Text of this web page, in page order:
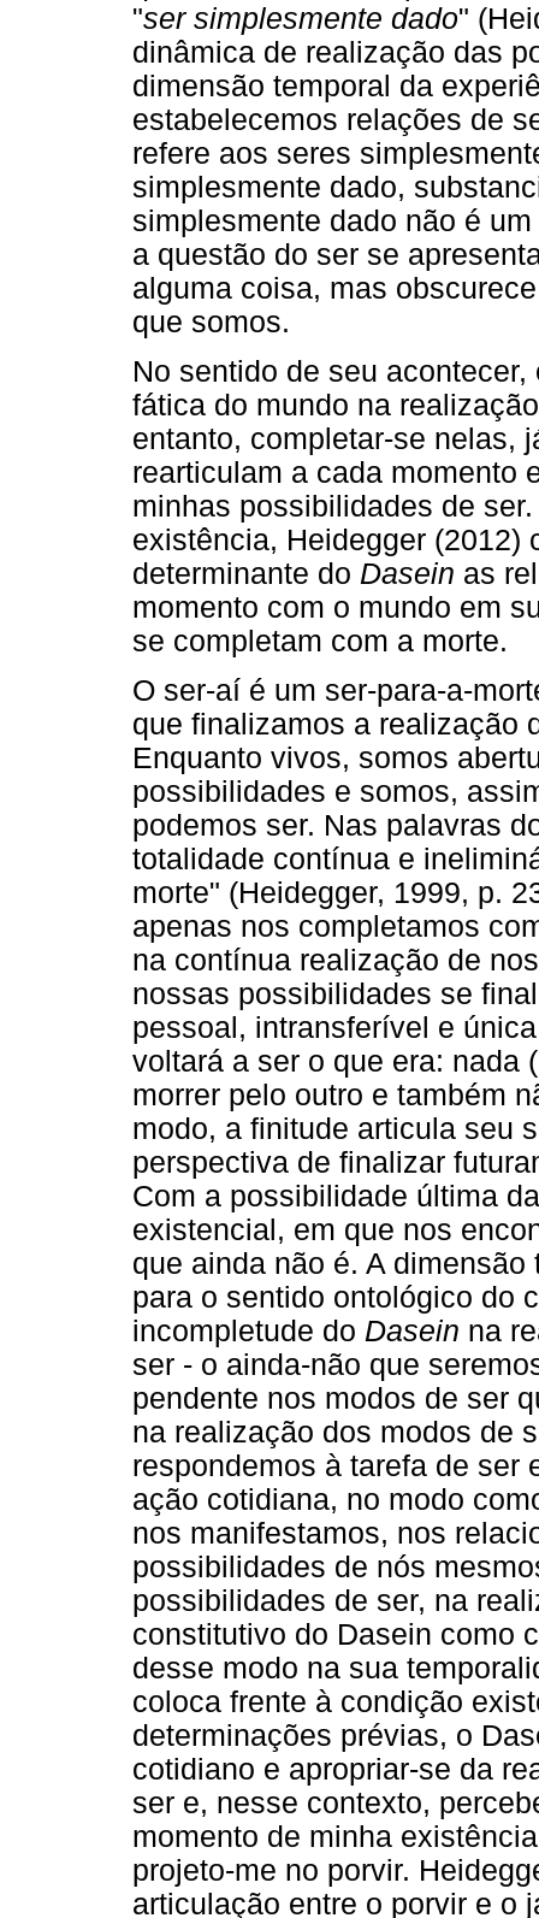
"ser simplesmente dado"
dinâmica de realização das
dimensão temporal da
estabelecemos relações de
refere aos seres
simplesmente dado,
simplesmente dado não é
a questão do ser se
alguma coisa, mas
que somos.
No sentido de seu
fática do mundo na
entanto, completar-se nelas,
rearticulam a cada momento
minhas possibilidades de
existência, Heidegger (2012)
determinante do Dasein as
momento com o mundo em
se completam com a morte.
O ser-aí é um ser-para-a-
que finalizamos a realização
Enquanto vivos, somos
possibilidades e somos,
podemos ser. Nas palavras
totalidade contínua e
morte" (Heidegger, 1999, p.
apenas nos completamos
na contínua realização de
nossas possibilidades se
pessoal, intransferível e
voltará a ser o que era: nada
morrer pelo outro e também
modo, a finitude articula seu
perspectiva de finalizar
Com a possibilidade última
existencial, em que nos
que ainda não é. A
para o sentido ontológico do
incompletude do Dasein na
ser - o ainda-não que
pendente nos modos de ser
na realização dos modos de
respondemos à tarefa de ser
ação cotidiana, no modo
nos manifestamos, nos
possibilidades de nós
possibilidades de ser, na
constitutivo do Dasein como
desse modo na sua
coloca frente à condição
determinações prévias, o
cotidiano e apropriar-se da
ser e, nesse contexto,
momento de minha
projeto-me no porvir.
articulação entre o porvir e o